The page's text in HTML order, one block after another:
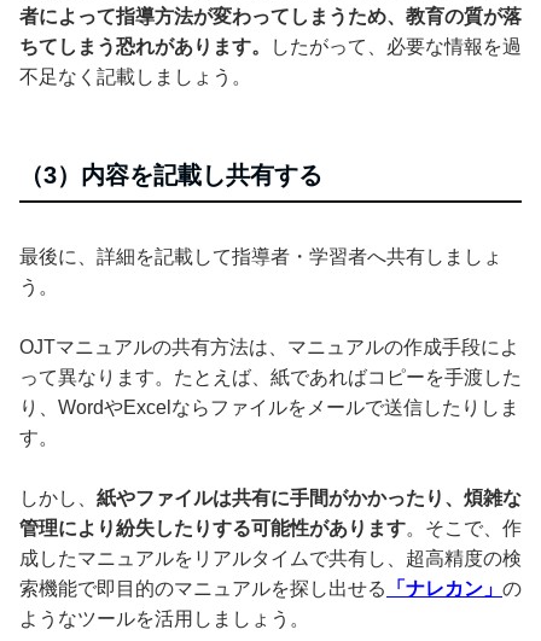
者によって指導方法が変わってしまうため、教育の質が落
ちてしまう恐れがあります。
したがって、必要な情報を過
不足なく記載しましょう。
（3）内容を記載し共有する
最後に、詳細を記載して指導者・学習者へ共有しましょ
う。
OJTマニュアルの共有方法は、マニュアルの作成手段によ
って異なります。たとえば、紙であればコピーを手渡した
り、WordやExcelならファイルをメールで送信したりしま
す。
しかし、 紙やファイルは共有に手間がかかったり、煩雑な
管理により紛失したりする可能性があります。そこで、作
成したマニュアルをリアルタイムで共有し、超高精度の検
索機能で即目的のマニュアルを探し出せる
「ナレカン」 の
ようなツールを活用しましょう。